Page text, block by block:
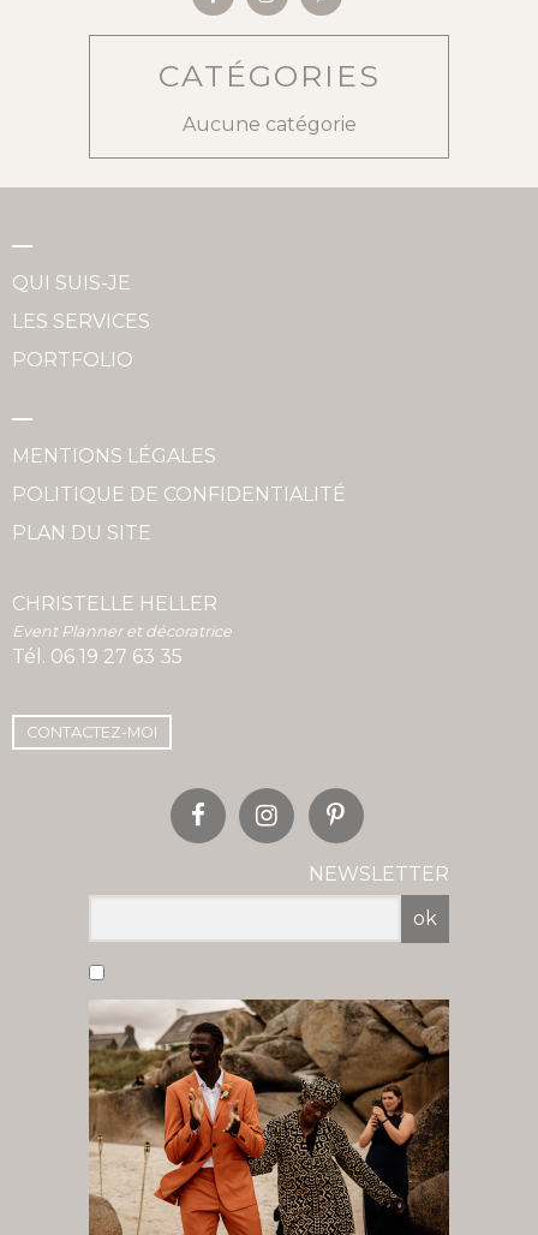
CATÉGORIES
Aucune catégorie
QUI SUIS-JE
LES SERVICES
PORTFOLIO
MENTIONS LÉGALES
POLITIQUE DE CONFIDENTIALITÉ
PLAN DU SITE
CHRISTELLE HELLER
Event Planner et décoratrice
Tél. 06 19 27 63 35
CONTACTEZ-MOI
NEWSLETTER
ok